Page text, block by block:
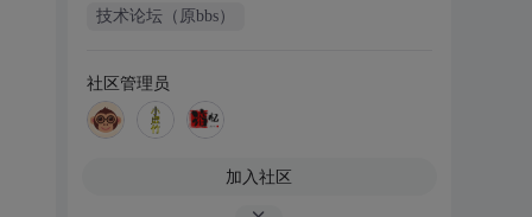
技术论坛（原bbs）
社区管理员
加入社区